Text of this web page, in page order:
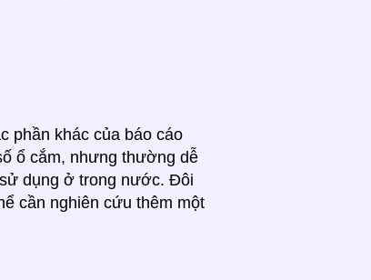
phần khác của báo cáo
ổ cắm, nhưng thường dễ
dụng ở trong nước. Đôi
cần nghiên cứu thêm một